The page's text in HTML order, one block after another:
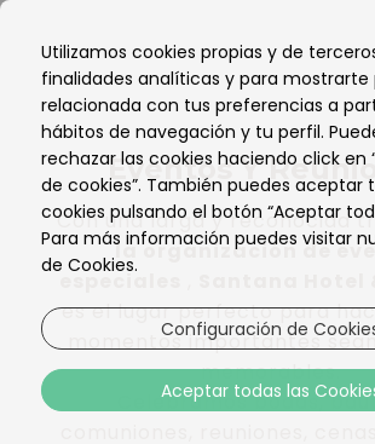
Eventos Y
Con una larga y reconocida
la organización de
es el lugar perfecto para
momentos importantes
memorables.
Celebramos bodas,
Utilizamos cookies propias y de
finalidades analíticas y para mostrarte
relacionada con tus preferencias a
hábitos de navegación y tu perfil.
rechazar las cookies haciendo click en
de cookies”. También puedes aceptar
cookies pulsando el botón “Aceptar
Para más información puedes visitar
de Cookies.
Configuración de
Aceptar todas las